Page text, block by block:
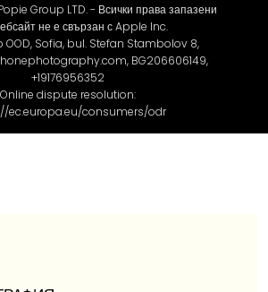
Group LTD. - Всички права запазени
не е свързан с Apple Inc.
OOD, Sofia, bul. Stefan Stambolov 8,
BG206606149,
+19176956352
Online dispute resolution:
ec.europa.eu/consumers/odr